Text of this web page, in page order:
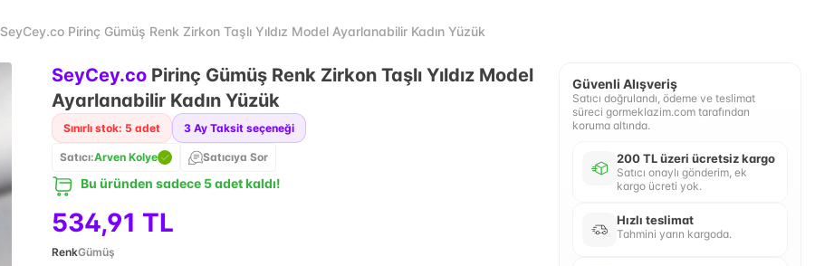
SeyCey.co Pirinç Gümüş Renk Zirkon Taşlı Yıldız Model Ayarlanabilir Kadın Yüzük
SeyCey.co Pirinç Gümüş Renk Zirkon Taşlı Yıldız Model
Ayarlanabilir Kadın Yüzük
Sınırlı stok: 5 adet 3 Ay Taksit seçeneği
Satıcı:Arven Kolye Satıcıya Sor
Bu üründen sadece 5 adet kaldı!
534,91 TL
RenkGümüş
Güvenli Alışveriş
Satıcı doğrulandı, ödeme ve teslimat
süreci gormeklazim.com tarafından
koruma altında.
200 TL üzeri ücretsiz kargo
Satıcı onaylı gönderim, ek
kargo ücreti yok.
Hızlı teslimat
Tahmini yarın kargoda.